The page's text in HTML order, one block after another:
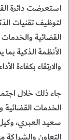
استعرضت دائرة
لتوظيف تقنيات
القضائية
الأنظمة الذكية
والارتقاء بكفاءة
جاء ذلك خلال
الخدمات
سعيد العبري،
التعاون